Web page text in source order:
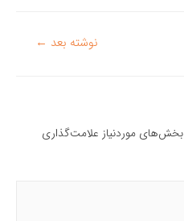
نوشته بعد ←
بخش‌های موردنیاز علامت‌گذاری